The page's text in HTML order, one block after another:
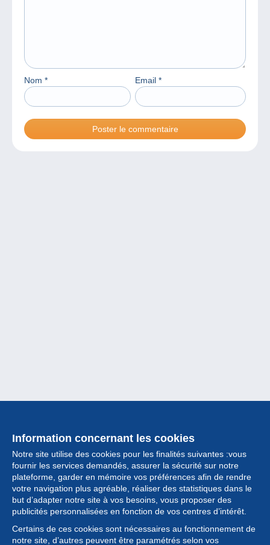
Nom * Email *
Information concernant les cookies
Notre site utilise des cookies pour les finalités suivantes :vous
fournir les services demandés, assurer la sécurité sur notre
plateforme, garder en mémoire vos préférences afin de rendre
votre navigation plus agréable, réaliser des statistiques dans le
but d’adapter notre site à vos besoins, vous proposer des
publicités personnalisées en fonction de vos centres d’intérêt.
Certains de ces cookies sont nécessaires au fonctionnement de
notre site, d’autres peuvent être paramétrés selon vos
Collection
Actualités